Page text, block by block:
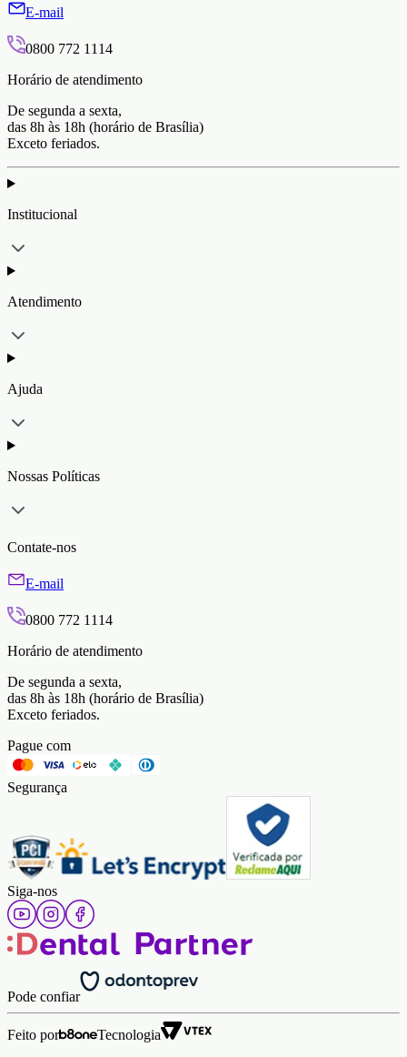
E-mail
0800 772 1114
Horário de atendimento
De segunda a sexta,
das 8h às 18h (horário de Brasília)
Exceto feriados.
Institucional
Atendimento
Ajuda
Nossas Políticas
Contate-nos
E-mail
0800 772 1114
Horário de atendimento
De segunda a sexta,
das 8h às 18h (horário de Brasília)
Exceto feriados.
Pague com
Segurança
Siga-nos
Pode confiar
Feito por
Tecnologia